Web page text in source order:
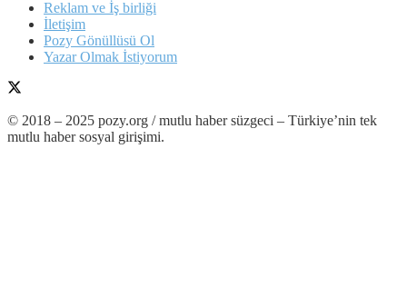
Reklam ve İş birliği
İletişim
Pozy Gönüllüsü Ol
Yazar Olmak İstiyorum
© 2018 – 2025 pozy.org / mutlu haber süzgeci – Türkiye’nin tek
mutlu haber sosyal girişimi.